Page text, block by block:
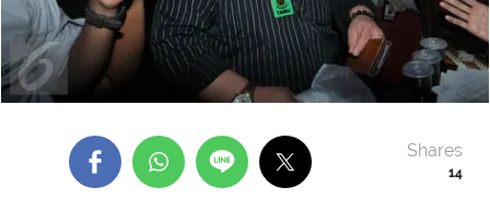
14
Shares